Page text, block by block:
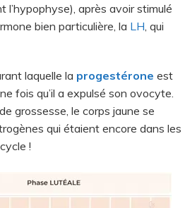
l’hypophyse), après avoir stimulé
bien particulière, la LH , qui
laquelle la progestérone est
fois qu’il a expulsé son ovocyte.
grossesse, le corps jaune se
qui étaient encore dans les
!